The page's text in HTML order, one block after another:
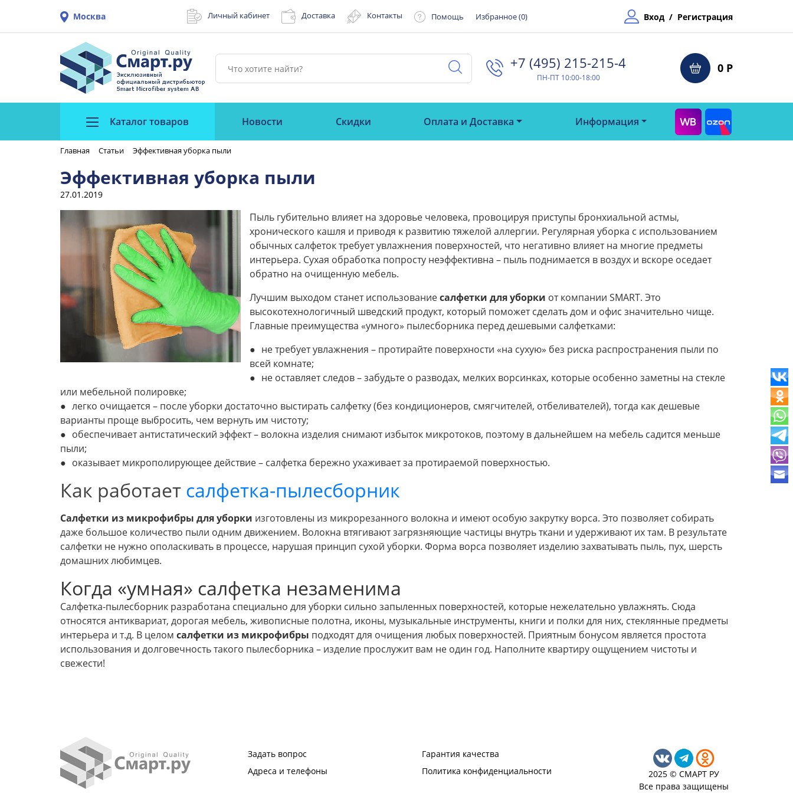
Москва Личный кабинет Доставка Контакты Помощь Избранное (0) Вход / Регистрация
+7 (495) 215-215-4⁠
ПН-ПТ 10:00-18:00
0 Р
Каталог товаров Новости Скидки Оплата и Доставка Информация
Главная Статьи Эффективная уборка пыли
Эффективная уборка пыли
27.01.2019
Пыль губительно влияет на здоровье человека, провоцируя приступы бронхиальной астмы,
хронического кашля и приводя к развитию тяжелой аллергии. Регулярная уборка с использованием
обычных салфеток требует увлажнения поверхностей, что негативно влияет на многие предметы
интерьера. Сухая обработка попросту неэффективна – пыль поднимается в воздух и вскоре оседает
обратно на очищенную мебель.
Лучшим выходом станет использованиесалфетки для уборки от компании SMART. Это
высокотехнологичный шведский продукт, который поможет сделать дом и офис значительно чище.
Главные преимущества «умного» пылесборника перед дешевыми салфетками:
не требует увлажнения – протирайте поверхности «на сухую» без риска распространения пыли по
всей комнате;
не оставляет следов – забудьте о разводах, мелких ворсинках, которые особенно заметны на стекле
или мебельной полировке;
легко очищается – после уборки достаточно выстирать салфетку (без кондиционеров, смягчителей, отбеливателей), тогда как дешевые
варианты проще выбросить, чем вернуть им чистоту;
обеспечивает антистатический эффект – волокна изделия снимают избыток микротоков, поэтому в дальнейшем на мебель садится меньше
пыли;
оказывает микрополирующее действие – салфетка бережно ухаживает за протираемой поверхностью.
Как работает салфетка-пылесборник
Салфетки из микрофибры для уборки изготовлены из микрорезанного волокна и имеют особую закрутку ворса. Это позволяет собирать
даже большое количество пыли одним движением. Волокна втягивают загрязняющие частицы внутрь ткани и удерживают их там. В результате
салфетки не нужно ополаскивать в процессе, нарушая принцип сухой уборки. Форма ворса позволяет изделию захватывать пыль, пух, шерсть
домашних любимцев.
Когда «умная» салфетка незаменима
Салфетка-пылесборник разработана специально для уборки сильно запыленных поверхностей, которые нежелательно увлажнять. Сюда
относятся антиквариат, дорогая мебель, живописные полотна, иконы, музыкальные инструменты, книги и полки для них, стеклянные предметы
интерьера и т.д. В целом салфетки из микрофибры подходят для очищения любых поверхностей. Приятным бонусом является простота
использования и долговечность такого пылесборника – изделие прослужит вам не один год. Наполните квартиру ощущением чистоты и
свежести!
Задать вопрос
Адреса и телефоны
Гарантия качества
Политика конфиденциальности
2025 © СМАРТ РУ
Все права защищены